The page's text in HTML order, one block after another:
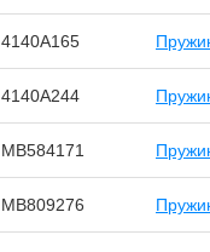
4140A165
4140A244
MB584171
MB809276